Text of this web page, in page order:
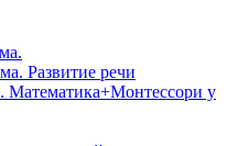
Математика+Монтессори у